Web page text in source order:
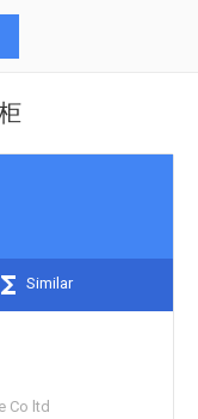
Similar
Co ltd